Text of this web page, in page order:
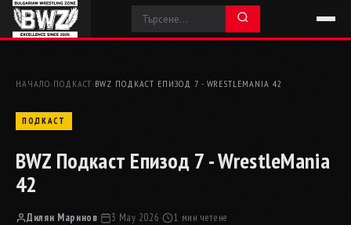
НАЧАЛО› ПОДКАСТ› BWZ ПОДКАСТ ЕПИЗОД 7 - WRESTLEMANIA 42
ПОДКАСТ
BWZ Подкаст Епизод 7 - WrestleMania
42
Дилян Маринов· 3 May 2026· 1 мин четене